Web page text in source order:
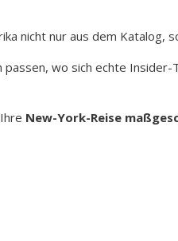
nicht nur aus dem Katalog,
wo sich echte
New-York-Reise